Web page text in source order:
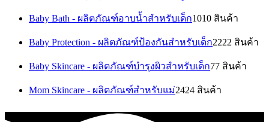
Baby Bath - ผลิตภัณฑ์อาบน้ำสำหรับเด็ก1010 สินค้า
Baby Protection - ผลิตภัณฑ์ป้องกันสำหรับเด็ก2222 สินค้า
Baby Skincare - ผลิตภัณฑ์บำรุงผิวสำหรับเด็ก77 สินค้า
Mom Skincare - ผลิตภัณฑ์สำหรับแม่2424 สินค้า